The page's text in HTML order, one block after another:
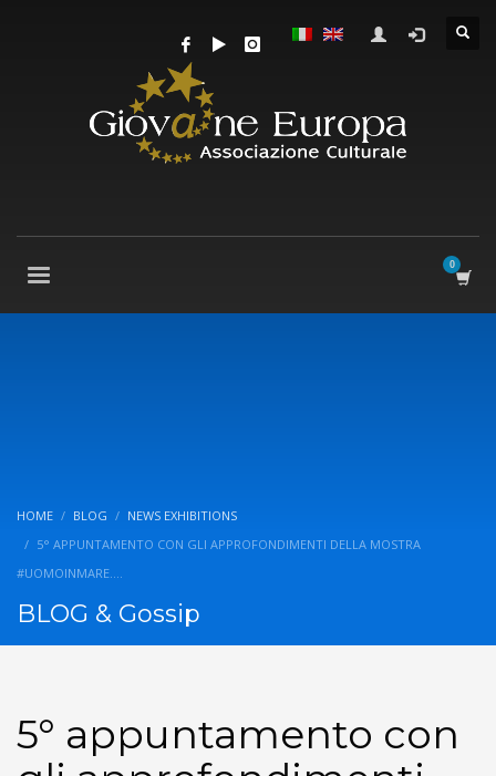
HOME BLOG
NEWS EXHIBITIONS
5° APPUNTAMENTO CON GLI APPROFONDIMENTI DELLA MOSTRA
#UOMOINMARE….
BLOG & Gossip
5° appuntamento con